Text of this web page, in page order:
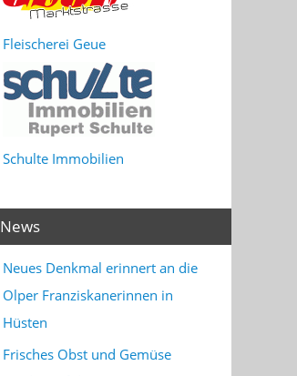
Fleischerei Geue
Schulte Immobilien
News
Neues Denkmal erinnert an die
Olper Franziskanerinnen in
Hüsten
Frisches Obst und Gemüse